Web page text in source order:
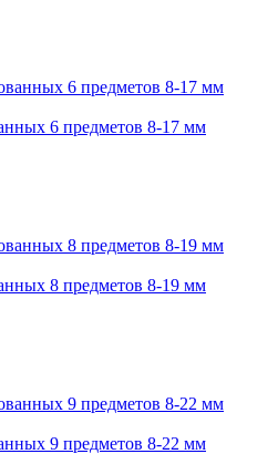
6 предметов 8-17 мм
8 предметов 8-19 мм
9 предметов 8-22 мм